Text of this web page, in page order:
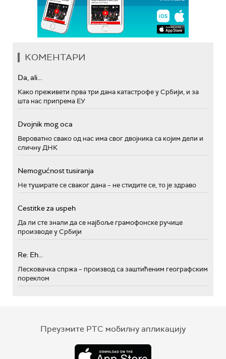
КОМЕНТАРИ
Da, ali...
Како преживети прва три дана катастрофе у Србији, и за
шта нас припрема ЕУ
Dvojnik mog oca
Вероватно свако од нас има свог двојника са којим дели и
сличну ДНК
Nemogućnost tusiranja
Не туширате се сваког дана – не стидите се, то је здраво
Cestitke za uspeh
Да ли сте знали да се најбоље грамофонске ручице
производе у Србији
Re: Eh...
Лесковачка спржа – производ са заштићеним географским
пореклом
Преузмите РТС мобилну апликацију